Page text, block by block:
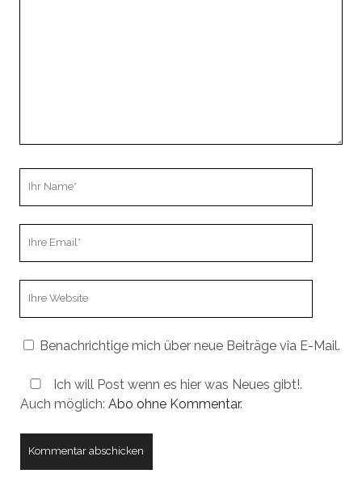
Benachrichtige mich über neue Beiträge via E-Mail.
Ich will Post wenn es hier was Neues gibt!.
Auch möglich: Abo ohne Kommentar.